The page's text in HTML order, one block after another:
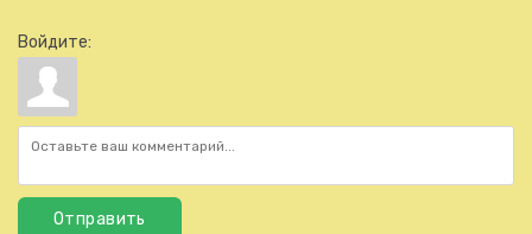
Войдите:
Отправить